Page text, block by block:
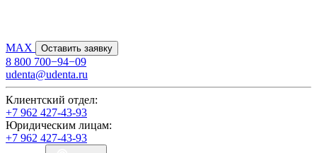
MAX Оставить заявку
8 800 700−94−09
udenta@udenta.ru
Клиентский отдел:
+7 962 427-43-93
Юридическим лицам:
+7 962 427-43-93